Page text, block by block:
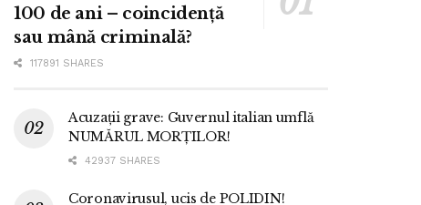
100 de ani – coincidență
sau mână criminală?
117891 SHARES
Acuzații grave: Guvernul italian umflă
NUMĂRUL MORȚILOR!
42937 SHARES
Coronavirusul, ucis de POLIDIN!